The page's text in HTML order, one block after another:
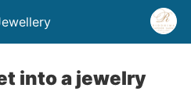
into a jewelry